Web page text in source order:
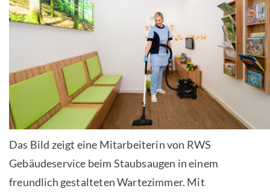
Das Bild zeigt eine Mitarbeiterin von RWS
Gebäudeservice beim Staubsaugen in einem
freundlich gestalteten Wartezimmer. Mit